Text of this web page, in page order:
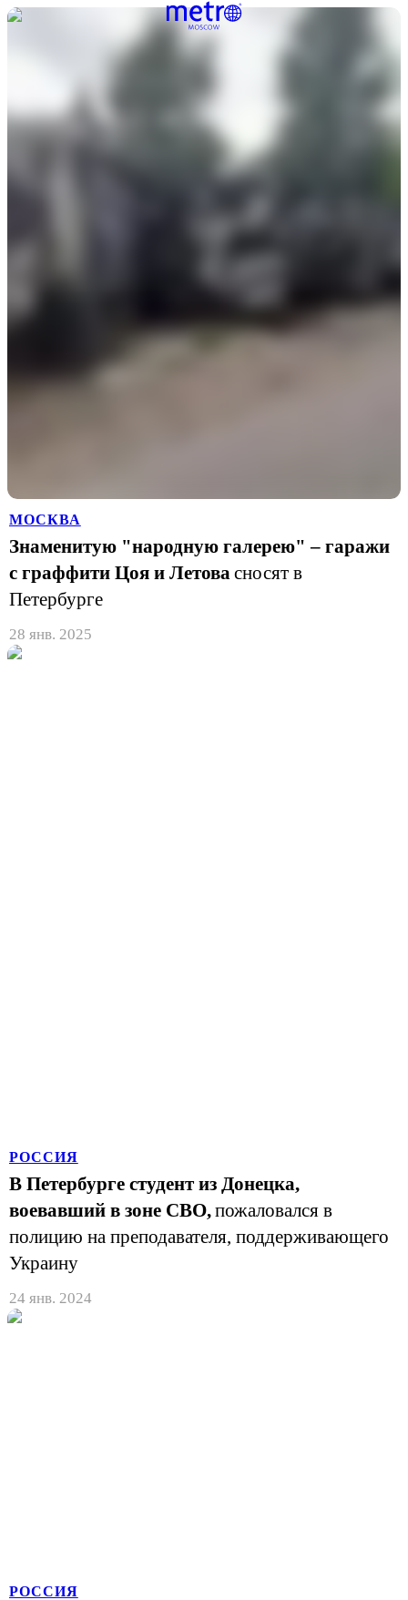
МОСКВА
Знаменитую "народную галерею" – гаражи
с граффити Цоя и Летова сносят в
Петербурге
28 янв. 2025
РОССИЯ
В Петербурге студент из Донецка,
воевавший в зоне СВО,пожаловался в
полицию на преподавателя, поддерживающего
Украину
24 янв. 2024
РОССИЯ